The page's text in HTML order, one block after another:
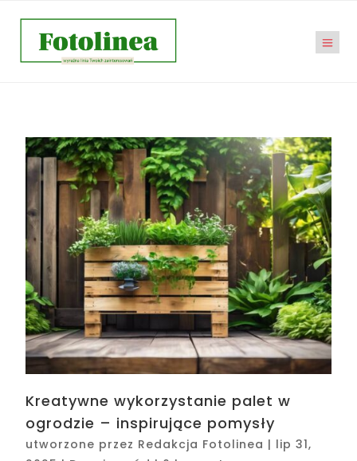
Kreatywne wykorzystanie palet w
ogrodzie – inspirujące pomysły
utworzone przez Redakcja Fotolinea | lip 31,